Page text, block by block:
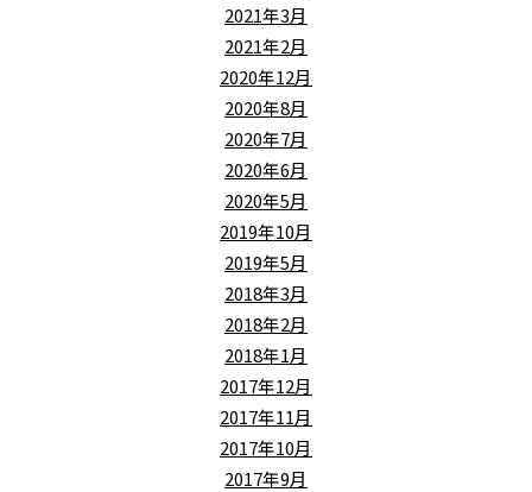
2021年3月
2021年2月
2020年12月
2020年8月
2020年7月
2020年6月
2020年5月
2019年10月
2019年5月
2018年3月
2018年2月
2018年1月
2017年12月
2017年11月
2017年10月
2017年9月